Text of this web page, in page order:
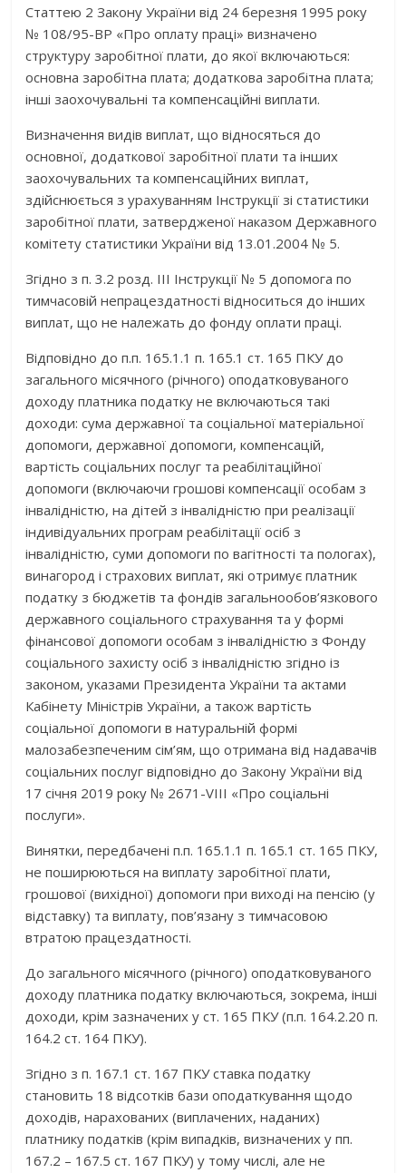
Статтею 2 Закону України від 24 березня 1995 року
№ 108/95-ВР «Про оплату праці» визначено
структуру заробітної плати, до якої включаються:
основна заробітна плата; додаткова заробітна плата;
інші заохочувальні та компенсаційні виплати.
Визначення видів виплат, що відносяться до
основної, додаткової заробітної плати та інших
заохочувальних та компенсаційних виплат,
здійснюється з урахуванням Інструкції зі статистики
заробітної плати, затвердженої наказом Державного
комітету статистики України від 13.01.2004 № 5.
Згідно з п. 3.2 розд. III Інструкції № 5 допомога по
тимчасовій непрацездатності відноситься до інших
виплат, що не належать до фонду оплати праці.
Відповідно до п.п. 165.1.1 п. 165.1 ст. 165 ПКУ до
загального місячного (річного) оподатковуваного
доходу платника податку не включаються такі
доходи: сума державної та соціальної матеріальної
допомоги, державної допомоги, компенсацій,
вартість соціальних послуг та реабілітаційної
допомоги (включаючи грошові компенсації особам з
інвалідністю, на дітей з інвалідністю при реалізації
індивідуальних програм реабілітації осіб з
інвалідністю, суми допомоги по вагітності та пологах),
винагород і страхових виплат, які отримує платник
податку з бюджетів та фондів загальнообов’язкового
державного соціального страхування та у формі
фінансової допомоги особам з інвалідністю з Фонду
соціального захисту осіб з інвалідністю згідно із
законом, указами Президента України та актами
Кабінету Міністрів України, а також вартість
соціальної допомоги в натуральній формі
малозабезпеченим сім’ям, що отримана від надавачів
соціальних послуг відповідно до Закону України від
17 січня 2019 року № 2671-VІІІ «Про соціальні
послуги».
Винятки, передбачені п.п. 165.1.1 п. 165.1 ст. 165 ПКУ,
не поширюються на виплату заробітної плати,
грошової (вихідної) допомоги при виході на пенсію (у
відставку) та виплату, пов’язану з тимчасовою
втратою працездатності.
До загального місячного (річного) оподатковуваного
доходу платника податку включаються, зокрема, інші
доходи, крім зазначених у ст. 165 ПКУ (п.п. 164.2.20 п.
164.2 ст. 164 ПКУ).
Згідно з п. 167.1 ст. 167 ПКУ ставка податку
становить 18 відсотків бази оподаткування щодо
доходів, нарахованих (виплачених, наданих)
платнику податків (крім випадків, визначених у пп.
167.2 – 167.5 ст. 167 ПКУ) у тому числі, але не